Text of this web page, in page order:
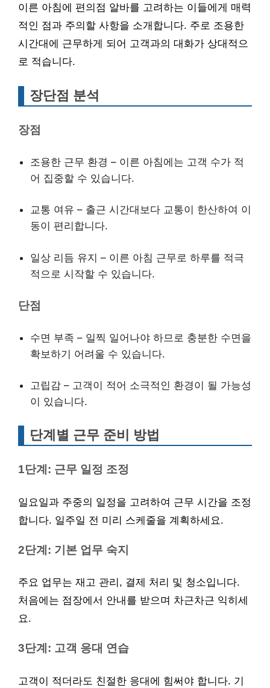
이른 아침에 편의점 알바를 고려하는 이들에게 매력
적인 점과 주의할 사항을 소개합니다. 주로 조용한
시간대에 근무하게 되어 고객과의 대화가 상대적으
로 적습니다.
장단점 분석
장점
조용한 근무 환경 – 이른 아침에는 고객 수가 적
어 집중할 수 있습니다.
교통 여유 – 출근 시간대보다 교통이 한산하여 이
동이 편리합니다.
일상 리듬 유지 – 이른 아침 근무로 하루를 적극
적으로 시작할 수 있습니다.
단점
수면 부족 – 일찍 일어나야 하므로 충분한 수면을
확보하기 어려울 수 있습니다.
고립감 – 고객이 적어 소극적인 환경이 될 가능성
이 있습니다.
단계별 근무 준비 방법
1단계: 근무 일정 조정
일요일과 주중의 일정을 고려하여 근무 시간을 조정
합니다. 일주일 전 미리 스케줄을 계획하세요.
2단계: 기본 업무 숙지
주요 업무는 재고 관리, 결제 처리 및 청소입니다.
처음에는 점장에서 안내를 받으며 차근차근 익히세
요.
3단계: 고객 응대 연습
고객이 적더라도 친절한 응대에 힘써야 합니다. 기